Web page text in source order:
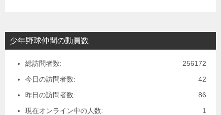
少年野球仲間の動員数
256172
総訪問者数:
42
今日の訪問者数:
86
昨日の訪問者数:
1
現在オンライン中の人数: